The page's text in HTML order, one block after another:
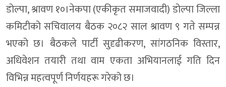
डोल्पा, श्रावण १०।नेकपा (एकीकृत समाजवादी) डोल्पा जिल्ला
कमिटीको सचिवालय बैठक २०८२ साल श्रावण ९ गते सम्पन्न
भएको छ। बैठकले पार्टी सुदृढीकरण, सांगठनिक विस्तार,
अधिवेशन तयारी तथा वाम एकता अभियानलाई गति दिन
विभिन्न महत्वपूर्ण निर्णयहरू गरेको छ।